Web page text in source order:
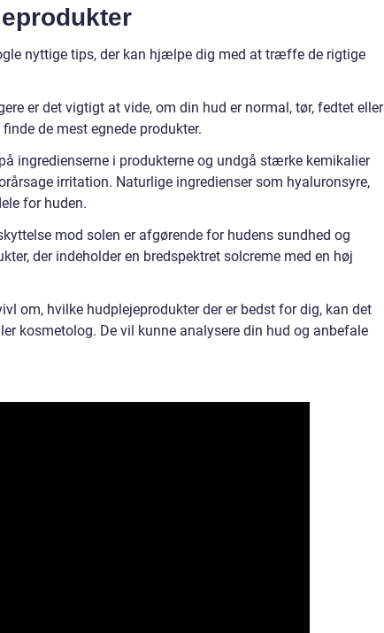
nyttige tips, der kan hjælpe dig med at træffe de rigtige
er det vigtigt at vide, om din hud er normal, tør, fedtet eller
de mest egnede produkter.
ingredienserne i produkterne og undgå stærke kemikalier
irritation. Naturlige ingredienser som hyaluronsyre,
for huden.
mod solen er afgørende for hudens sundhed og
der indeholder en bredspektret solcreme med en høj
om, hvilke hudplejeprodukter der er bedst for dig, kan det
kosmetolog. De vil kunne analysere din hud og anbefale